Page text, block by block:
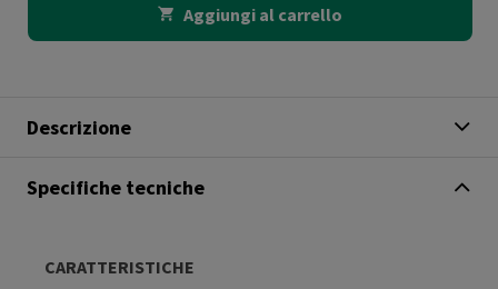
Aggiungi al carrello
Descrizione
Specifiche tecniche
CARATTERISTICHE